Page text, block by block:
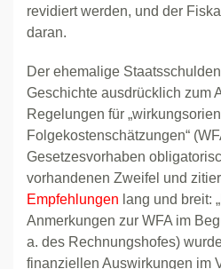
revidiert werden, und der
daran.
Der ehemalige
Geschichte ausdrücklich zum
Regelungen für
Folgekostenschätzungen“
Gesetzesvorhaben
vorhandenen Zweifel und
Empfehlungen lang und breit:
Anmerkungen zur WFA im
a. des Rechnungshofes)
finanziellen Auswirkungen im